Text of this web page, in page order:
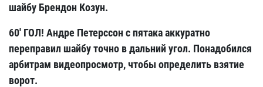
шайбу Брендон Козун.
60' ГОЛ! Андре Петерссон с пятака аккуратно
переправил шайбу точно в дальний угол. Понадобился
арбитрам видеопросмотр, чтобы определить взятие
ворот.